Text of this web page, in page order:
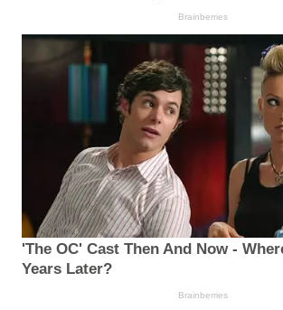
Brainberries
'The OC' Cast Then And Now -
Years Later?
Brainberries